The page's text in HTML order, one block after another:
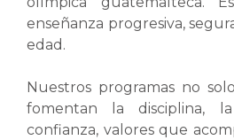
enseñanza progresiva,
edad.
Nuestros programas no
fomentan la disciplina,
confianza, valores que